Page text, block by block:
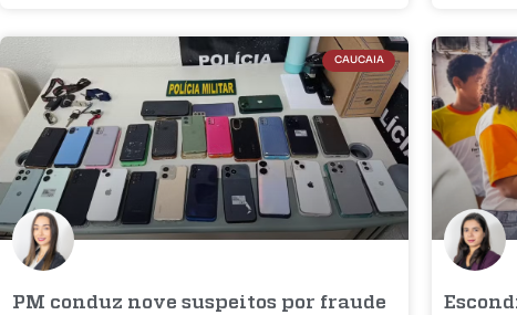
CAUCAIA
PM conduz nove suspeitos por fraude